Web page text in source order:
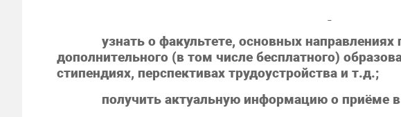
узнать о факультете, основных направлениях
дополнительного (в том числе бесплатного)
стипендиях, перспективах трудоустройства и т.д.;
получить актуальную информацию о приёме в